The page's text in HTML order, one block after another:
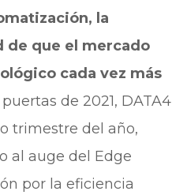
la
de que el mercado
cada vez más
de 2021, DATA4
trimestre del año,
al auge del Edge
por la eficiencia